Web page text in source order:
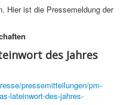
Hier ist die Pressemeldung der
des Jahres
pressemitteilungen/pm-
lateinwort-des-jahres-